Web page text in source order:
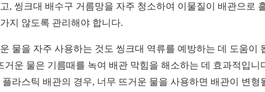
, 씽크대 배수구 거름망을 자주 청소하여 이물질이 배관으로
지 않도록 관리해야 합니다.
물을 자주 사용하는 것도 씽크대 역류를 예방하는 데 도움이
거운 물은 기름때를 녹여 배관 막힘을 해소하는 데 효과적입니
플라스틱 배관의 경우, 너무 뜨거운 물을 사용하면 배관이 변형